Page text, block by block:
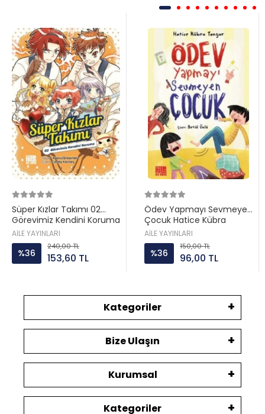
Süper Kızlar Takımı 02
Görevimiz Kendini Koruma
Aile ayın
AİLE YAYINLARI
%36
240,00 TL
153,60 TL
Ödev Yapmayı Sevmeyen
Çocuk Hatice Kübra
Tongar Aile yayın
AİLE YAYINLARI
%36
150,00 TL
96,00 TL
Kategoriler
Bize Ulaşın
Kurumsal
Kategoriler